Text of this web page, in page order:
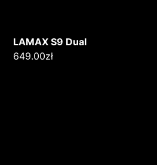
LAMAX S9 Dual
649.00zł